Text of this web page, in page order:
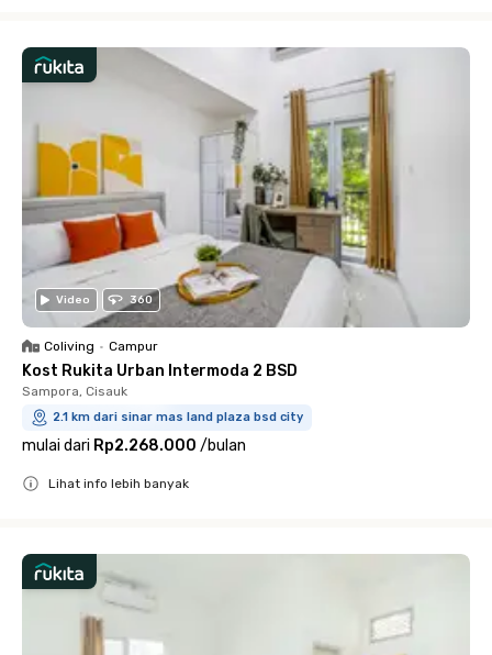
Video 360
Coliving • Campur
Kost Rukita Urban Intermoda 2 BSD
Sampora, Cisauk
2.1 km dari sinar mas land plaza bsd city
mulai dari Rp2.268.000 /bulan
Lihat info lebih banyak